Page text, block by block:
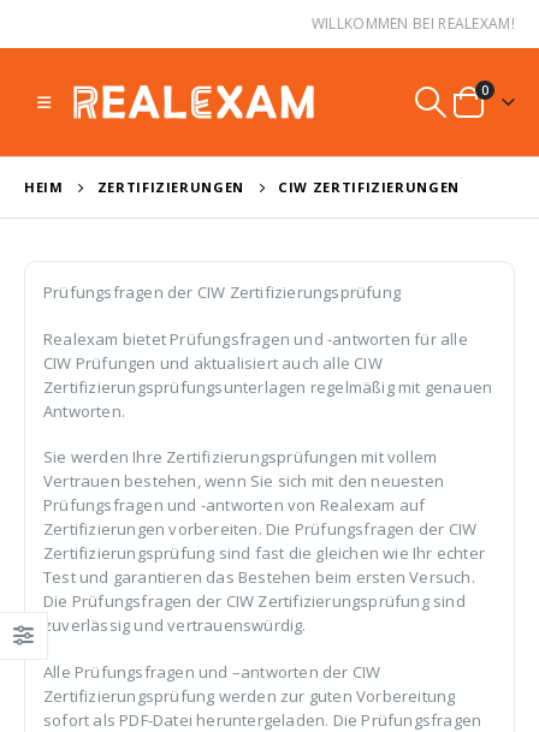
WILLKOMMEN BEI REALEXAM!
0
HEIM ZERTIFIZIERUNGEN CIW ZERTIFIZIERUNGEN
Prüfungsfragen der CIW Zertifizierungsprüfung
Realexam bietet Prüfungsfragen und -antworten für alle
CIW Prüfungen und aktualisiert auch alle CIW
Zertifizierungsprüfungsunterlagen regelmäßig mit genauen
Antworten.
Sie werden Ihre Zertifizierungsprüfungen mit vollem
Vertrauen bestehen, wenn Sie sich mit den neuesten
Prüfungsfragen und -antworten von Realexam auf
Zertifizierungen vorbereiten. Die Prüfungsfragen der CIW
Zertifizierungsprüfung sind fast die gleichen wie Ihr echter
Test und garantieren das Bestehen beim ersten Versuch.
Die Prüfungsfragen der CIW Zertifizierungsprüfung sind
zuverlässig und vertrauenswürdig.
Alle Prüfungsfragen und –antworten der CIW
Zertifizierungsprüfung werden zur guten Vorbereitung
sofort als PDF-Datei heruntergeladen. Die Prüfungsfragen